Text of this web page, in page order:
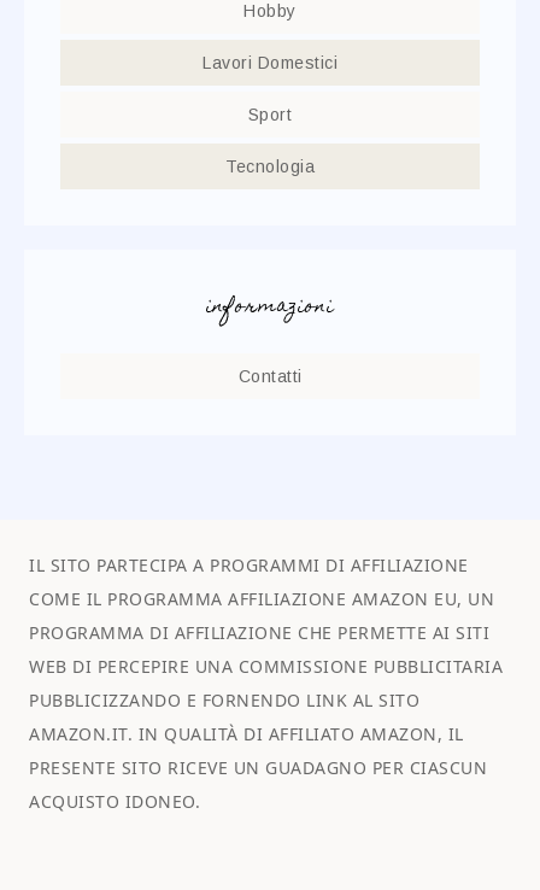
Hobby
Lavori Domestici
Sport
Tecnologia
informazioni
Contatti
IL SITO PARTECIPA A PROGRAMMI DI AFFILIAZIONE
COME IL PROGRAMMA AFFILIAZIONE AMAZON EU, UN
PROGRAMMA DI AFFILIAZIONE CHE PERMETTE AI SITI
WEB DI PERCEPIRE UNA COMMISSIONE PUBBLICITARIA
PUBBLICIZZANDO E FORNENDO LINK AL SITO
AMAZON.IT. IN QUALITÀ DI AFFILIATO AMAZON, IL
PRESENTE SITO RICEVE UN GUADAGNO PER CIASCUN
ACQUISTO IDONEO.